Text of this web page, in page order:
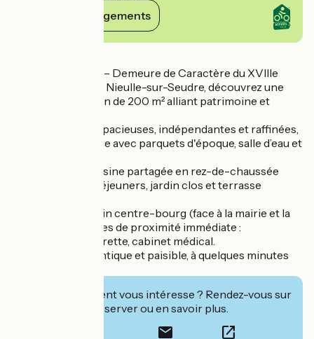
Voir ses engagements
Maison Garesché – Demeure de Caractère du XVIIIe
siècle Au cœur de Nieulle-sur-Seudre, découvrez une
bâtisse d'exception de 200 m² alliant patrimoine et
• Les chambres : Spacieuses, indépendantes et raffinées,
situées au 1er étage avec parquets d'époque, salle d’eau et
• Les espaces : Cuisine partagée en rez-de-chaussée
pour vos petits-déjeuners, jardin clos et terrasse
• Localisation : Plein centre-bourg (face à la mairie et la
Poste). Commerces de proximité immédiate :
boulangerie, supérette, cabinet médical.
Une escale authentique et paisible, à quelques minutes
Cet établissement vous intéresse ? Rendez-vous sur
leur site pour réserver ou en savoir plus.